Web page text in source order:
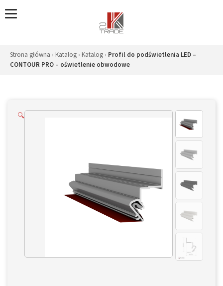
to
Strona główna › Katalog › Katalog › Profil do podświetlenia LED –
CONTOUR PRO – oświetlenie obwodowe
🔍